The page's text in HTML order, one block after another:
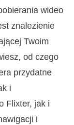
wideo
znalezienie
Twoim
od czego
przydatne
i
Flixter, jak i
i